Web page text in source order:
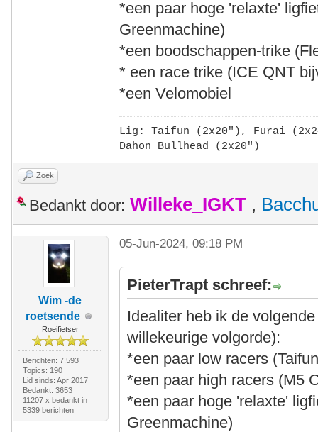
*een paar hoge 'relaxte'
Greenmachine)
*een boodschappen-trike
* een race trike (ICE QNT
*een Velomobiel
Lig: Taifun (2x20"), Furai
Dahon Bullhead (2x20")
Zoek
Bedankt door: Willeke_IGKT ,
Wim -de
roetsende
Roeifietser
Berichten: 7.593
Topics: 190
Lid sinds: Apr 2017
Bedankt: 3653
11207 x bedankt in
5339 berichten
05-Jun-2024, 09:18 PM
PieterTrapt schreef:
Idealiter heb ik de
willekeurige volgorde):
*een paar low racers
*een paar high racers (M5
*een paar hoge 'relaxte'
Greenmachine)